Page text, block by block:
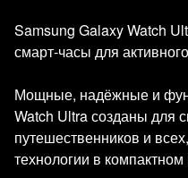
Samsung Galaxy Watch
смарт‑часы для
Мощные, надёжные и
Watch Ultra созданы для
путешественников и
технологии в компактном